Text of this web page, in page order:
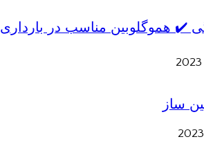
✔️ هموگلوبین مناسب در بارداری
ساز